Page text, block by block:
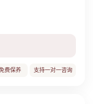
费保养 支持一对一咨询